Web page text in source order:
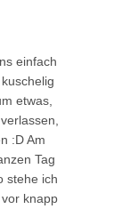
einfach
etwas,
:D Am
Tag
stehe ich
knapp